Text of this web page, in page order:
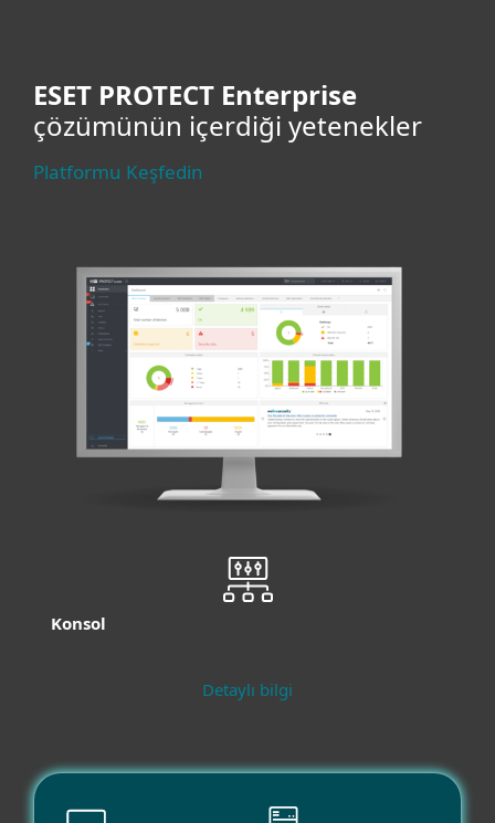
ESET PROTECT Enterprise
çözümünün içerdiği yetenekler
Platformu Keşfedin
Konsol
Detaylı bilgi